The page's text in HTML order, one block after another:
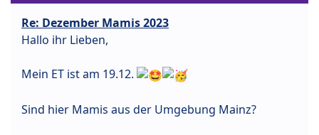
Re: Dezember Mamis 2023
Hallo ihr Lieben,
Mein ET ist am 19.12.
Sind hier Mamis aus der Umgebung Mainz?